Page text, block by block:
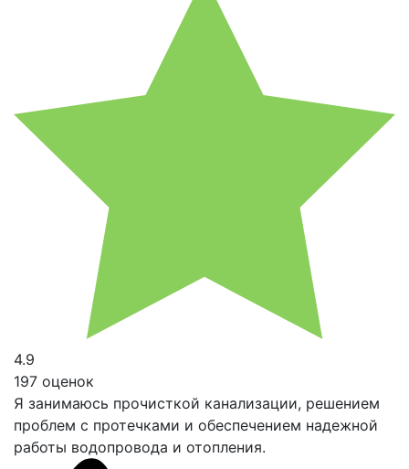
4.9
197 оценок
Я занимаюсь прочисткой канализации, решением
проблем с протечками и обеспечением надежной
работы водопровода и отопления.